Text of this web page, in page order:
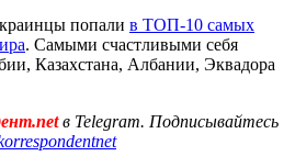
попали в ТОП-10 самых
. Самыми счастливыми себя
Казахстана, Албании, Эквадора
в Telegram. Подписывайтесь